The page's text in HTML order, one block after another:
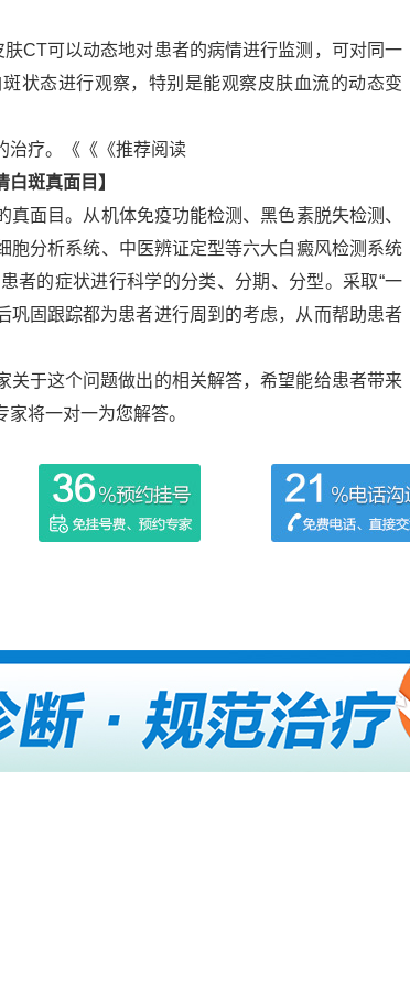
CT可以动态地对患者的病情进行监测，可对同一
状态进行观察，特别是能观察皮肤血流的动态变
治疗。《《《推荐阅读
斑真面目】
面目。从机体免疫功能检测、黑色素脱失检测、
胞分析系统、中医辨证定型等六大白癜风检测系统
者的症状进行科学的分类、分期、分型。采取“一
巩固跟踪都为患者进行周到的考虑，从而帮助患者
于这个问题做出的相关解答，希望能给患者带来
将一对一为您解答。